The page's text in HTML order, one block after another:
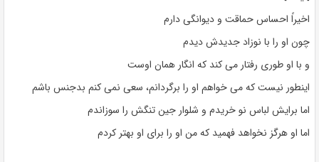
اخیراً احساس حماقت و دیوانگی دارم
چون او را با نوزاد جدیدش دیدم
و با او طوری رفتار می کند که انگار همان اوست
اینطور نیست که می خواهم او را برگردانم، سعی نمی کنم بدجنس باشم
اما برایش لباس نو خریدم و شلوار جین تنگش را سوزاندم
اما او هرگز نخواهد فهمید که من او را برای او بهتر کردم